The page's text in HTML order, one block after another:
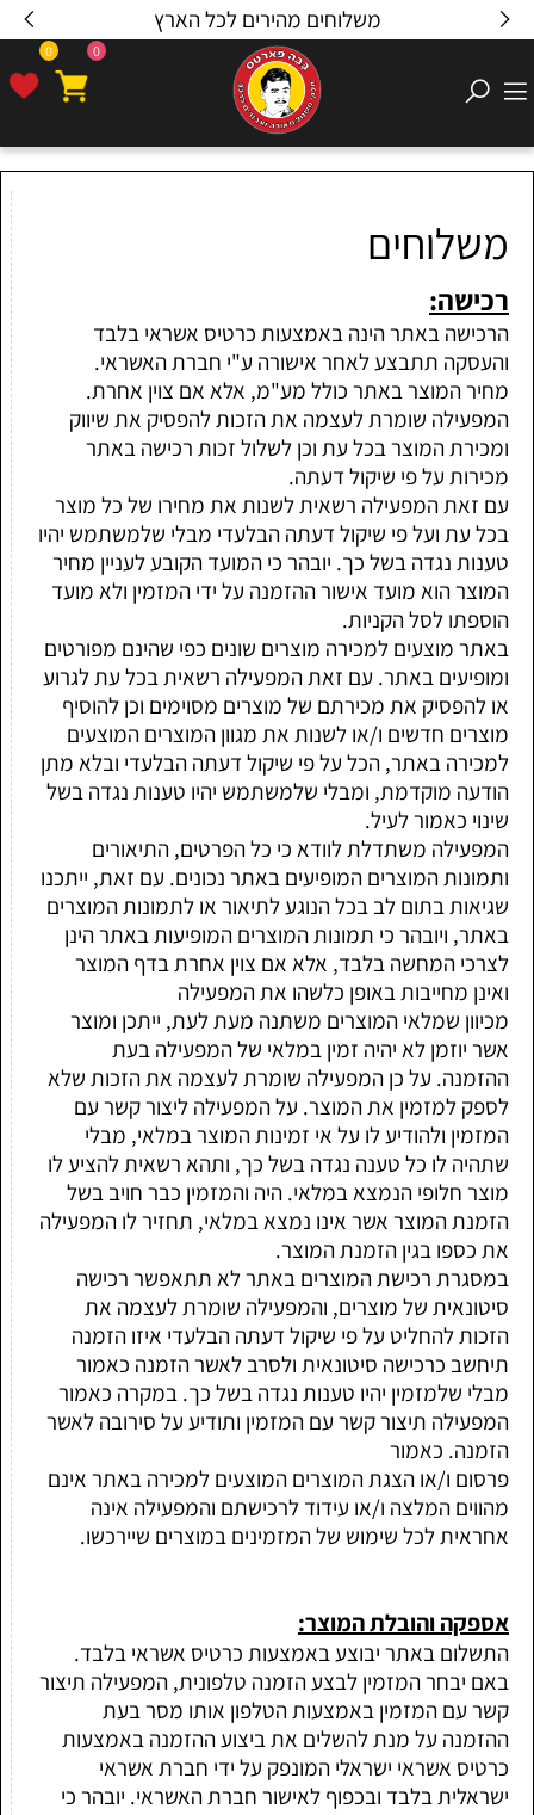
משלוחים מהירים לכל הארץ
0 0
משלוחים
:רכישה
הרכישה באתר הינה באמצעות כרטיס אשראי בלבד
והעסקה תתבצע לאחר אישורה ע"י חברת האשראי.
מחיר המוצר באתר כולל מע"מ, אלא אם צוין אחרת.
המפעילה שומרת לעצמה את הזכות להפסיק את שיווק
ומכירת המוצר בכל עת וכן לשלול זכות רכישה באתר
מכירות על פי שיקול דעתה.
עם זאת המפעילה רשאית לשנות את מחירו של כל מוצר
בכל עת ועל פי שיקול דעתה הבלעדי מבלי שלמשתמש יהיו
טענות נגדה בשל כך. יובהר כי המועד הקובע לעניין מחיר
המוצר הוא מועד אישור ההזמנה על ידי המזמין ולא מועד
הוספתו לסל הקניות.
באתר מוצעים למכירה מוצרים שונים כפי שהינם מפורטים
ומופיעים באתר. עם זאת המפעילה רשאית בכל עת לגרוע
או להפסיק את מכירתם של מוצרים מסוימים וכן להוסיף
מוצרים חדשים ו/או לשנות את מגוון המוצרים המוצעים
למכירה באתר, הכל על פי שיקול דעתה הבלעדי ובלא מתן
הודעה מוקדמת, ומבלי שלמשתמש יהיו טענות נגדה בשל
שינוי כאמור לעיל.
המפעילה משתדלת לוודא כי כל הפרטים, התיאורים
ותמונות המוצרים המופיעים באתר נכונים. עם זאת, ייתכנו
שגיאות בתום לב בכל הנוגע לתיאור או לתמונות המוצרים
באתר, ויובהר כי תמונות המוצרים המופיעות באתר הינן
לצרכי המחשה בלבד, אלא אם צוין אחרת בדף המוצר
ואינן מחייבות באופן כלשהו את המפעילה
מכיוון שמלאי המוצרים משתנה מעת לעת, ייתכן ומוצר
אשר יוזמן לא יהיה זמין במלאי של המפעילה בעת
ההזמנה. על כן המפעילה שומרת לעצמה את הזכות שלא
לספק למזמין את המוצר. על המפעילה ליצור קשר עם
המזמין ולהודיע לו על אי זמינות המוצר במלאי, מבלי
שתהיה לו כל טענה נגדה בשל כך, ותהא רשאית להציע לו
מוצר חלופי הנמצא במלאי. היה והמזמין כבר חויב בשל
הזמנת המוצר אשר אינו נמצא במלאי, תחזיר לו המפעילה
את כספו בגין הזמנת המוצר.
במסגרת רכישת המוצרים באתר לא תתאפשר רכישה
סיטונאית של מוצרים, והמפעילה שומרת לעצמה את
הזכות להחליט על פי שיקול דעתה הבלעדי איזו הזמנה
תיחשב כרכישה סיטונאית ולסרב לאשר הזמנה כאמור
מבלי שלמזמין יהיו טענות נגדה בשל כך. במקרה כאמור
המפעילה תיצור קשר עם המזמין ותודיע על סירובה לאשר
הזמנה. כאמור
פרסום ו/או הצגת המוצרים המוצעים למכירה באתר אינם
מהווים המלצה ו/או עידוד לרכישתם והמפעילה אינה
אחראית לכל שימוש של המזמינים במוצרים שיירכשו.
אספקה והובלת המוצר:
התשלום באתר יבוצע באמצעות כרטיס אשראי בלבד.
באם יבחר המזמין לבצע הזמנה טלפונית, המפעילה תיצור
קשר עם המזמין באמצעות הטלפון אותו מסר בעת
ההזמנה על מנת להשלים את ביצוע ההזמנה באמצעות
כרטיס אשראי ישראלי המונפק על ידי חברת אשראי
ישראלית בלבד ובכפוף לאישור חברת האשראי. יובהר כי